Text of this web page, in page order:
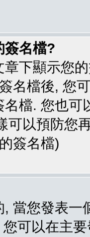
簽名檔?
下顯示您
名檔後, 您
檔. 您也
可以預防您
簽名檔)
當您發表
可以在主